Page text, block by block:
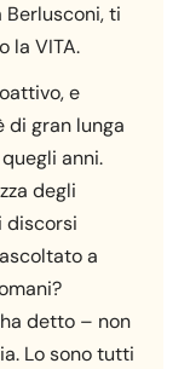
Berlusconi, ti
la VITA.
e
di gran lunga
anni.
degli
discorsi
a
detto – non
Lo sono tutti